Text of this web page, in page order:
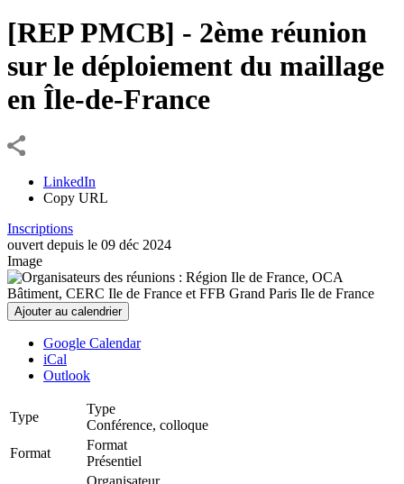
[REP PMCB] - 2ème réunion
sur le déploiement du maillage
en Île-de-France
LinkedIn
Copy URL
Inscriptions
ouvert depuis le 09 déc 2024
Image
Ajouter au calendrier
Google Calendar
iCal
Outlook
Type
Type
Conférence, colloque
Format
Format
Présentiel